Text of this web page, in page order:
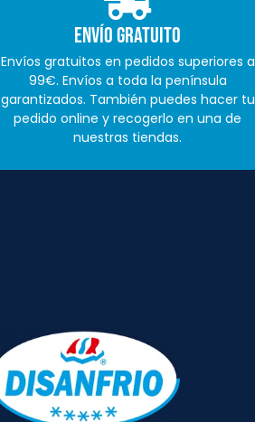
Envío Gratuito
Envíos gratuitos en pedidos superiores a
99€. Envíos a toda la península
garantizados. También puedes hacer tu
pedido online y recogerlo en una de
nuestras tiendas.